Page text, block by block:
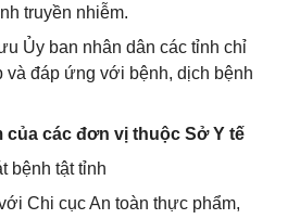
truyền nhiễm.
Ủy ban nhân dân các tỉnh chỉ
và đáp ứng với bệnh, dịch bệnh
của các đơn vị thuộc Sở Y tế
bệnh tật tỉnh
Chi cục An toàn thực phẩm,